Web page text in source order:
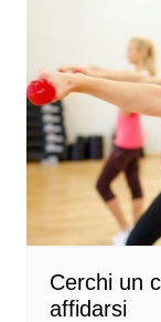
Cerchi un
affidarsi